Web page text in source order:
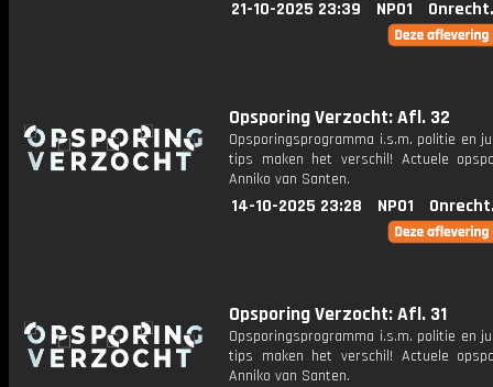
21-10-2025 23:39 NPO1
Opsporing Verzocht: Afl. 32
Opsporingsprogramma i.s.m. politie en
tips maken het verschil! Actuele
Anniko van Santen.
14-10-2025 23:28 NPO1
Opsporing Verzocht: Afl. 31
Opsporingsprogramma i.s.m. politie en
tips maken het verschil! Actuele
Anniko van Santen.